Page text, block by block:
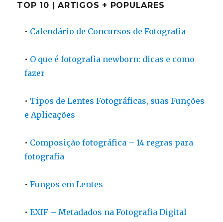
TOP 10 | ARTIGOS + POPULARES
• Calendário de Concursos de Fotografia
• O que é fotografia newborn: dicas e como
fazer
• Tipos de Lentes Fotográficas, suas Funções
e Aplicações
• Composição fotográfica – 14 regras para
fotografia
•Fungos em Lentes
•EXIF – Metadados na Fotografia Digital